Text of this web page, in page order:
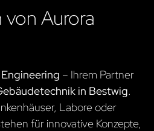
Aurora
– Ihrem Partner
in Bestwig.
Labore oder
für innovative Konzepte,